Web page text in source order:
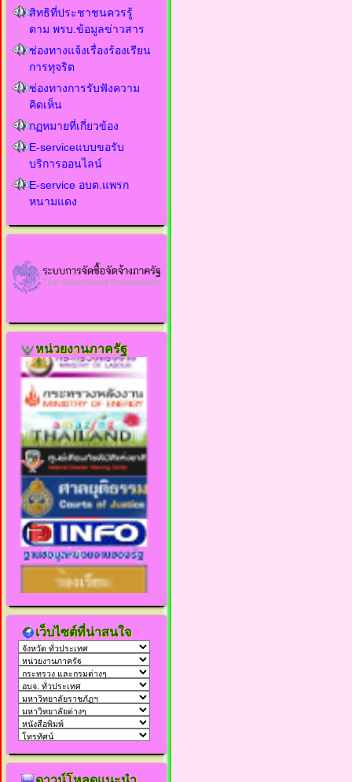
สิทธิที่ประชาชนควรรู้
ตาม พรบ.ข้อมูลข่าวสาร
ช่องทางแจ้งเรื่องร้องเรียน
การทุจริต
ช่องทางการรับฟังความ
คิดเห็น
กฏหมายที่เกี่ยวข้อง
E-serviceแบบขอรับ
บริการออนไลน์
E-service อบต.แพรก
หนามแดง
หน่วยงานภาครัฐ
เว็บไซต์ที่น่าสนใจ